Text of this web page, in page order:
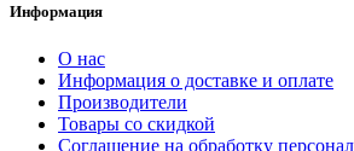
Информация
О нас
Информация о доставке и оплате
Производители
Товары со скидкой
Соглашение на обработку